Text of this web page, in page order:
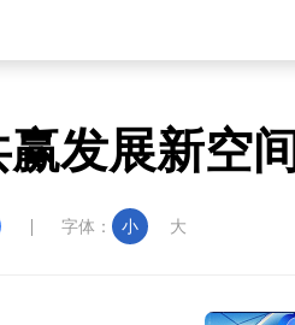
发展新空间
字体： 小 大